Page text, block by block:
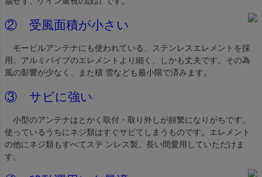
② 受風面積が小さい
モービルアンテナにも使われている、ステンレスエレメントを採
用。アルミパイプのエレメントより細く、しかも丈夫です。その為
風の影響が少なく、また積 雪なども最小限で済みます。
③ サビに強い
小型のアンテナはとかく取付・取り外しが頻繁になりがちです。
使っているうちにネジ類はすぐサビてしまうものです。エレメント
の他にネジ類もすべてステ ンレス製。長い間愛用していただけま
す。